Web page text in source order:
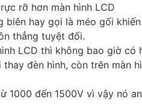
rỡ hơn màn hình LCD
hay gọi là méo gối
thẳng tuyệt đối.
LCD thì không bao giờ có
đèn hình, còn trên màn
1000 đến 1500V vì vậy nó